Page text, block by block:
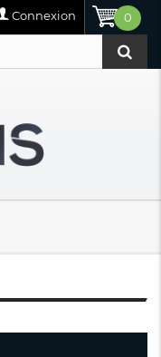
0
Connexion